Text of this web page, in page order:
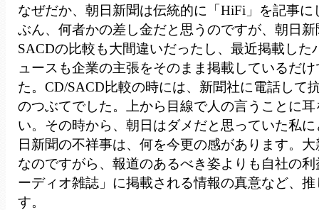
なぜだか、朝日新聞は伝統的に「HiFi」を記事に
ぶん、何者かの差し金だと思うのですが、朝日
SACDの比較も大間違いだったし、最近掲載した
ュースも企業の主張をそのまま掲載しているだ
た。CD/SACD比較の時には、新聞社に電話して
のつぶてでした。上から目線で人の言うことに
い。その時から、朝日はダメだと思っていた私
日新聞の不祥事は、何を今更の感があります。
なのですがら、報道のあるべき姿よりも自社の
ーディオ雑誌」に掲載される情報の真意など、
す。